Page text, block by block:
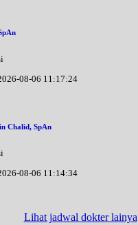
08-06 11:17:24
Chalid, SpAn
08-06 11:14:34
Lihat jadwal dokter lainya